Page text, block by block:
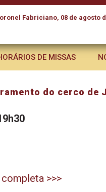
Fabriciano, 08 de agosto
DE MISSAS
do cerco de
>>>